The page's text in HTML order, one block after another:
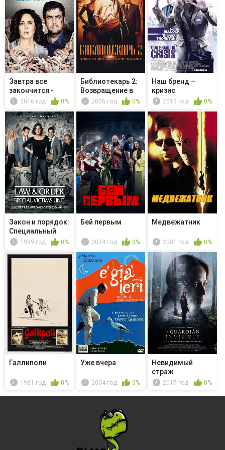
Завтра все
закончится -
Wechselgeschäfte
2016 год 0%
Библиотекарь 2:
Возвращение в
Копи Ца...
2006 год 0%
Наш бренд –
кризис
2015 год 0%
Закон и порядок:
Специальный
корпус -...
1999 год 0%
Бей первым
2024 год 0%
Медвежатник
2001 год 0%
Галлиполи
1981 год 0%
Уже вчера
2004 год 0%
Невидимый
страж
2017 год 0%